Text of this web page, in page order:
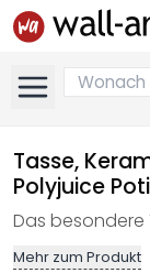
Tasse,
Polyjuice
Das besondere
Mehr zum Produkt